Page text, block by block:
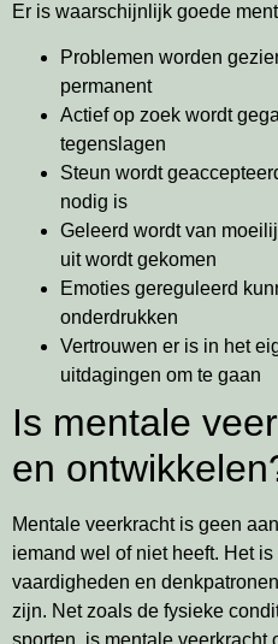
Er is waarschijnlijk goede
Problemen worden
permanent
Actief op zoek wordt
tegenslagen
Steun wordt
nodig is
Geleerd wordt van
uit wordt gekomen
Emoties gereguleerd
onderdrukken
Vertrouwen er is in het
uitdagingen om te gaan
Is mentale
en
Mentale veerkracht is geen
iemand wel of niet heeft. Het
vaardigheden en
zijn. Net zoals de fysieke